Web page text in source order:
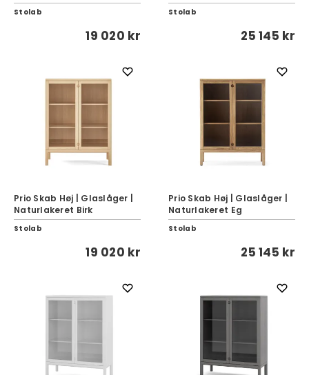
Stolab
19 020 kr
Stolab
25 145 kr
Prio Skab Høj | Glaslåger |
Naturlakeret Birk
Stolab
19 020 kr
Prio Skab Høj | Glaslåger |
Naturlakeret Eg
Stolab
25 145 kr